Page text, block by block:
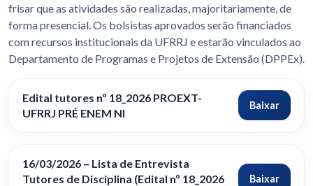
frisar que as atividades são realizadas, majoritariamente, de
forma presencial. Os bolsistas aprovados serão financiados
com recursos institucionais da UFRRJ e estarão vinculados ao
Departamento de Programas e Projetos de Extensão (DPPEx).
Edital tutores nº 18_2026 PROEXT-
UFRRJ PRÉ ENEM NI
Baixar
16/03/2026 – Lista de Entrevista
Tutores de Disciplina (Edital nº 18_2026
Baixar